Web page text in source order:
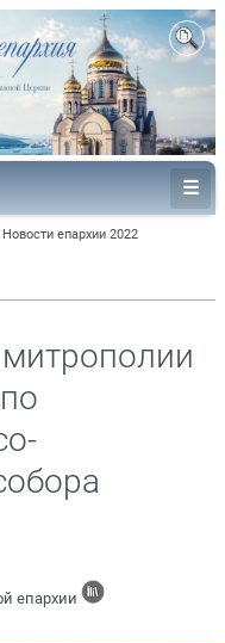
Новости епархии 2022
епархии